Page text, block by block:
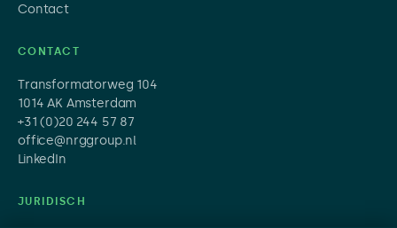
Contact
CONTACT
Transformatorweg 104
1014 AK Amsterdam
+31 (0)20 244 57 87
office@nrggroup.nl
LinkedIn
JURIDISCH